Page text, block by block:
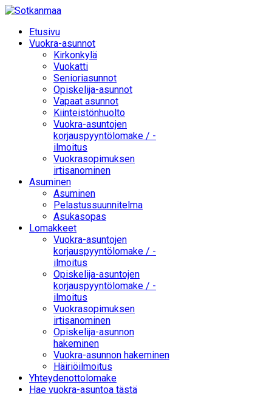
Etusivu
Vuokra-asunnot
Kirkonkylä
Vuokatti
Senioriasunnot
Opiskelija-asunnot
Vapaat asunnot
Kiinteistönhuolto
Vuokra-asuntojen
korjauspyyntölomake / -
ilmoitus
Vuokrasopimuksen
irtisanominen
Asuminen
Asuminen
Pelastussuunnitelma
Asukasopas
Lomakkeet
Vuokra-asuntojen
korjauspyyntölomake / -
ilmoitus
Opiskelija-asuntojen
korjauspyyntölomake / -
ilmoitus
Vuokrasopimuksen
irtisanominen
Opiskelija-asunnon
hakeminen
Vuokra-asunnon hakeminen
Häiriöilmoitus
Yhteydenottolomake
Hae vuokra-asuntoa tästä